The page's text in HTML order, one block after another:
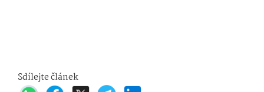
Sdílejte článek